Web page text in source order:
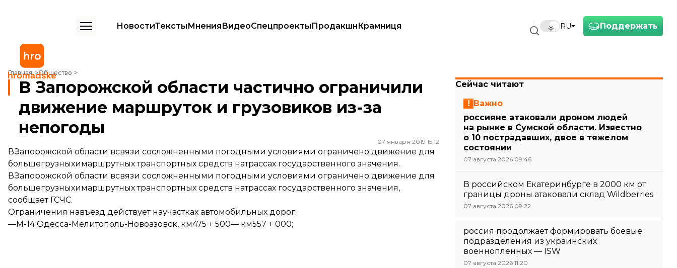
Поддержать
RU
НовостиТекстыМненияВидеоСпецпроектыПродакшнКрамниця
Главная Общество
В Запорожской области частично ограничили движение маршруток и грузовиков из-за непогоды
В Запорожской области частично ограничили
движение маршруток и грузовиков из-за
непогоды
07 января 2019 15:12
ВЗапорожской области всвязи сосложненными погодными условиями ограничено движение для
большегрузныхимаршрутных транспортных средств натрассах государственного значения.
ВЗапорожской области всвязи сосложненными погодными условиями ограничено движение для
большегрузныхимаршрутных транспортных средств натрассах государственного значения,
сообщаетГСЧС.
Ограничения навъезд действует научастках автомобильных дорог:
—М-14 Одесса-Мелитополь-Новоазовск, км475 + 500— км557 + 000;
Сейчас читают
Важно
россияне атаковали дроном людей
на рынке в Сумской области. Известно
о 10 пострадавших, двое в тяжелом
состоянии
07 августа 2026 09:46
В российском Екатеринбурге в 2000 км от
границы дроны атаковали склад Wildberries
07 августа 2026 09:22
россия продолжает формировать боевые
подразделения из украинских
военнопленных — ISW
07 августа 2026 11:20